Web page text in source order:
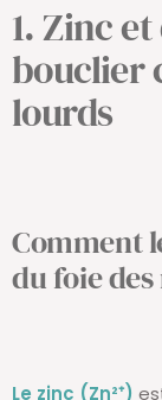
1. Zinc
bouclier
lourds
Comment
du foie
Le zinc (Zn²⁺)